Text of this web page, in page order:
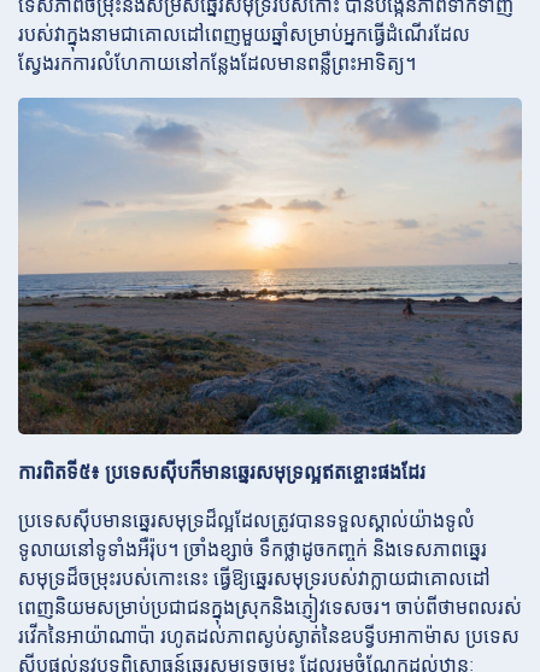
ទេសភាពចម្រុះនិងសម្រស់ឆ្នេរសមុទ្ររបស់កោះ បានបង្កើនភាពទាក់ទាញ
របស់វាក្នុងនាមជាគោលដៅពេញមួយឆ្នាំសម្រាប់អ្នកធ្វើដំណើរដែល
ស្វែងរកការលំហែកាយនៅកន្លែងដែលមានពន្លឺព្រះអាទិត្យ។
ការពិតទី៥៖ ប្រទេសស៊ីបក៏មានឆ្នេរសមុទ្រល្អឥតខ្ចោះផងដែរ
ប្រទេសស៊ីបមានឆ្នេរសមុទ្រដ៏ល្អដែលត្រូវបានទទួលស្គាល់យ៉ាងទូលំ
ទូលាយនៅទូទាំងអឺរ៉ុប។ ច្រាំងខ្សាច់ ទឹកថ្លាដូចកញ្ចក់ និងទេសភាពឆ្នេរ
សមុទ្រដ៏ចម្រុះរបស់កោះនេះ ធ្វើឱ្យឆ្នេរសមុទ្ររបស់វាក្លាយជាគោលដៅ
ពេញនិយមសម្រាប់ប្រជាជនក្នុងស្រុកនិងភ្ញៀវទេសចរ។ ចាប់ពីថាមពលរស់
រវើកនៃអាយ៉ាណាប៉ា រហូតដល់ភាពស្ងប់ស្ងាត់នៃឧបទ្វីបអាកាម៉ាស ប្រទេស
ស៊ីបផ្តល់នូវបទពិសោធន៍ឆ្នេរសមុទ្រចម្រុះ ដែលរួមចំណែកដល់ឋានៈ